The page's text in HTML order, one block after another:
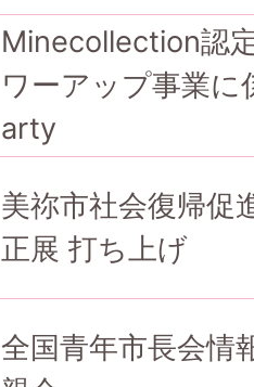
Minecollection認
ワーアップ事業
arty
美祢市社会復帰促
正展 打ち上げ
全国青年市長会情